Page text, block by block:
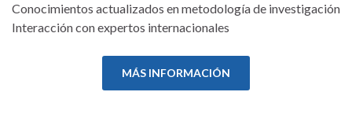
Conocimientos actualizados en metodología de investigación
Interacción con expertos internacionales
MÁS INFORMACIÓN